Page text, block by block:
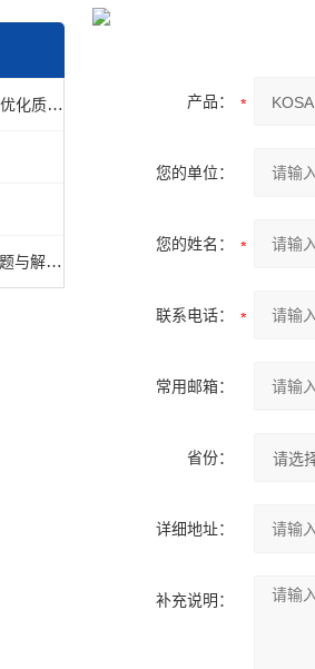
如何通过日本美能达色差仪CR-10优化质量控制流程？
万濠 新天 三丰 尼康投影仪常见问题与解决方案
产品：
您的单位：
您的姓名：
联系电话：
常用邮箱：
省份：
详细地址：
补充说明：